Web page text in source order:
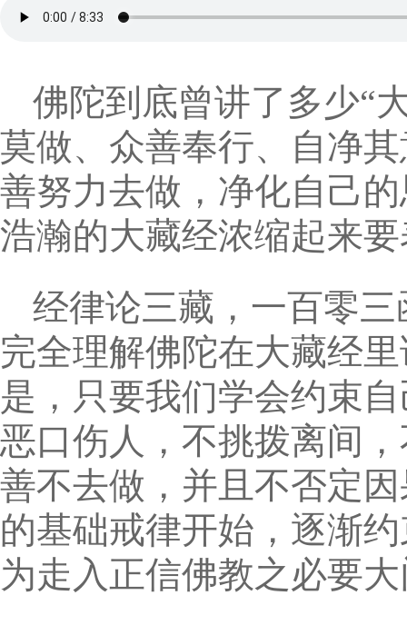
佛陀到底曾讲了多少“
莫做、众善奉行、自净
善努力去做，净化自己
浩瀚的大藏经浓缩起来
经律论三藏，一百零
完全理解佛陀在大藏经
是，只要我们学会约束
恶口伤人，不挑拨离间
善不去做，并且不否定
的基础戒律开始，逐渐
为走入正信佛教之必要